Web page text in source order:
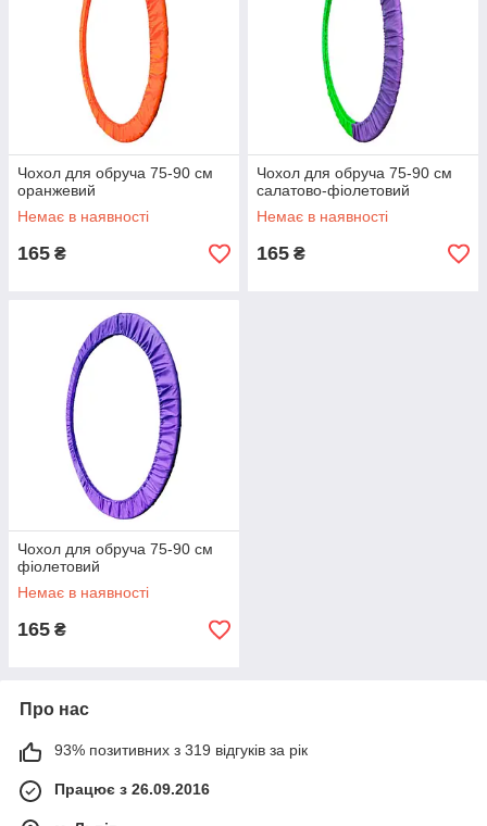
Чохол для обруча 75-90 см
оранжевий
Немає в наявності
165 ₴
Чохол для обруча 75-90 см
салатово-фіолетовий
Немає в наявності
165 ₴
Чохол для обруча 75-90 см
фіолетовий
Немає в наявності
165 ₴
Про нас
93% позитивних з 319 відгуків за рік
Працює з 26.09.2016